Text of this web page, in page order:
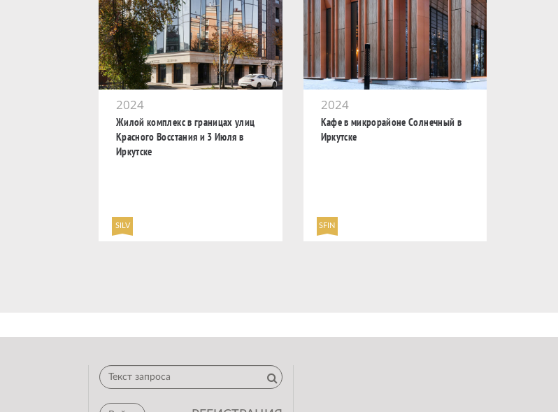
2024
Жилой комплекс в границах улиц
Красного Восстания и 3 Июля в
Иркутске
SILV
2024
Кафе в микрорайоне Солнечный в
Иркутске
SFIN